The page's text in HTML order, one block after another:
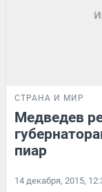
СТРАНА И МИР
Медведев
пиар
14 декабря, 2015,